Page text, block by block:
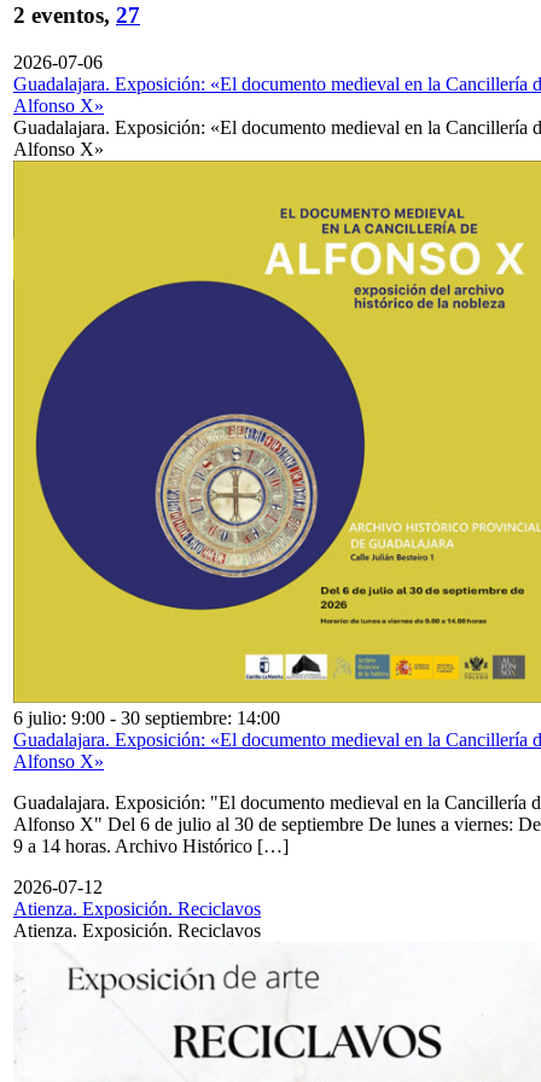
2 eventos, 27
2026-07-06
Guadalajara. Exposición: «El documento medieval en la Cancillería
Alfonso X»
Guadalajara. Exposición: «El documento medieval en la Cancillería
Alfonso X»
6 julio: 9:00 - 30 septiembre: 14:00
Guadalajara. Exposición: «El documento medieval en la Cancillería
Alfonso X»
Guadalajara. Exposición: "El documento medieval en la Cancillería
Alfonso X" Del 6 de julio al 30 de septiembre De lunes a viernes: De
9 a 14 horas. Archivo Histórico […]
2026-07-12
Atienza. Exposición. Reciclavos
Atienza. Exposición. Reciclavos